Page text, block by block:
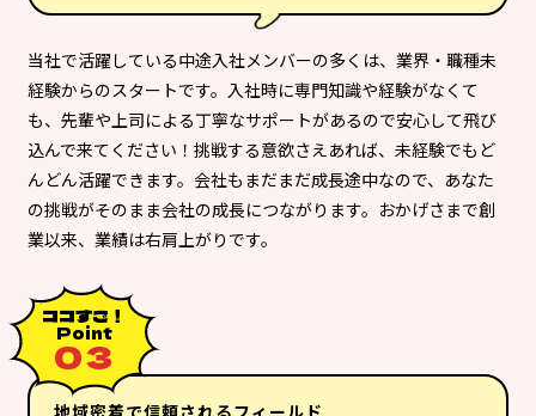
当社で活躍している中途入社メンバーの多くは、業界・職種未
経験からのスタートです。入社時に専門知識や経験がなくて
も、先輩や上司による丁寧なサポートがあるので安心して飛び
込んで来てください！挑戦する意欲さえあれば、未経験でもど
んどん活躍できます。会社もまだまだ成長途中なので、あなた
の挑戦がそのまま会社の成長につながります。おかげさまで創
業以来、業績は右肩上がりです。
ココすご！
Point
０３
地域密着で信頼されるフィールド